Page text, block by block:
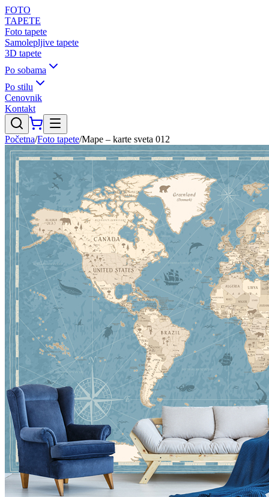
FOTO
TAPETE
Foto tapete
Samolepljive tapete
3D tapete
Po sobama
Po stilu
Cenovnik
Kontakt
Početna/Foto tapete/Mape – karte sveta 012